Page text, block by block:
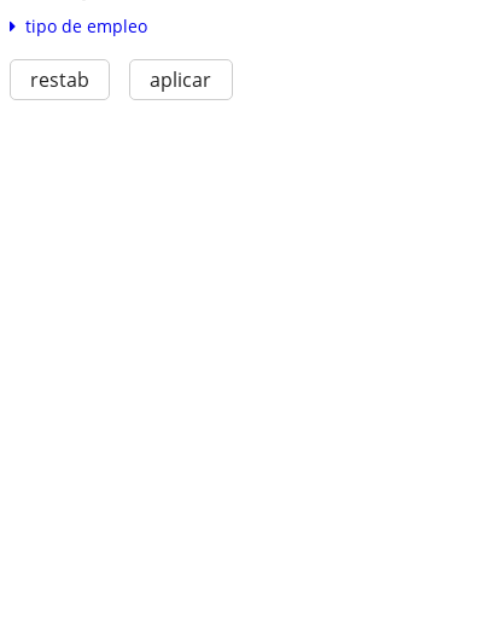
tipo de empleo
restab aplicar